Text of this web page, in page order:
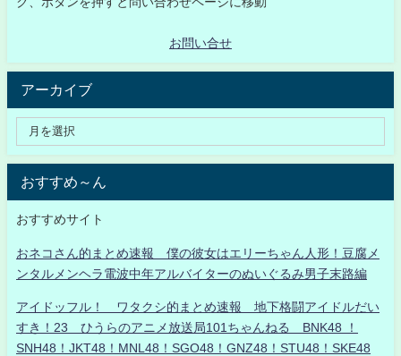
お問い合せ
アーカイブ
おすすめ～ん
おすすめサイト
おネコさん的まとめ速報 僕の彼女はエリーちゃん人形！豆腐メ
ンタルメンヘラ電波中年アルバイターのぬいぐるみ男子末路編
アイドッフル！ ワタクシ的まとめ速報 地下格闘アイドルだい
すき！23 ひうらのアニメ放送局101ちゃんねる BNK48 ！
SNH48！JKT48！MNL48！SGO48！GNZ48！STU48！SKE48